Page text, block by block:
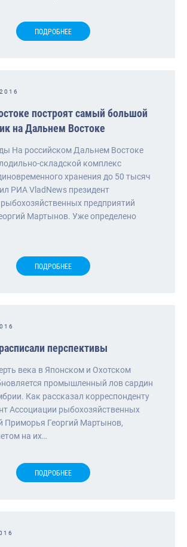
ПОДРОБНЕЕ
построят самый большой
на Дальнем Востоке
На российском Дальнем Востоке
складской комплекс
хранения до 50 тысяч
РИА VladNews президент
предприятий
Мартынов. Уже определено
ПОДРОБНЕЕ
перспективы
века в Японском и Охотском
промышленный лов сардин
Как рассказал корреспонденту
Ассоциации рыбохозяйственных
Приморья Георгий Мартынов,
на их…
ПОДРОБНЕЕ